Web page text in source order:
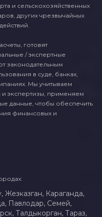
и сельскохозяйственных
других чрезвычайных
готовят
/ экспертные
законодательным
в суде, банках,
Мы учитываем
экспертизы, применяем
данные, чтобы обеспечить
финансовых и
Жезказган, Караганда,
Павлодар, Семей,
Талдыкорган, Тараз,